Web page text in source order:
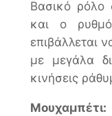
Βασικό ρόλο
και ο
επιβάλλεται
με μεγάλα
κινήσεις
Μουχαμπέτι: